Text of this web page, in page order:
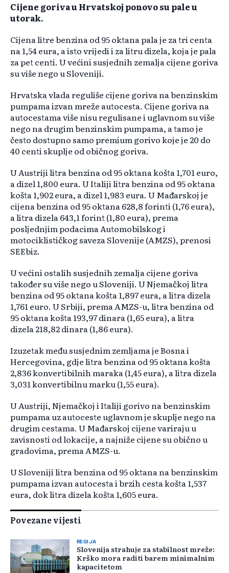
Cijene goriva u Hrvatskoj ponovo su pale u
utorak.
Cijena litre benzina od 95 oktana pala je za tri centa
na 1,54 eura, a isto vrijedi i za litru dizela, koja je pala
za pet centi. U većini susjednih zemalja cijene goriva
su više nego u Sloveniji.
Hrvatska vlada reguliše cijene goriva na benzinskim
pumpama izvan mreže autocesta. Cijene goriva na
autocestama više nisu regulisane i uglavnom su više
nego na drugim benzinskim pumpama, a tamo je
često dostupno samo premium gorivo koje je 20 do
40 centi skuplje od običnog goriva.
U Austriji litra benzina od 95 oktana košta 1,701 euro,
a dizel 1,800 eura. U Italiji litra benzina od 95 oktana
košta 1,902 eura, a dizel 1,983 eura. U Mađarskoj je
cijena benzina od 95 oktana 628,8 forinti (1,76 eura),
a litra dizela 643,1 forint (1,80 eura), prema
posljednjim podacima Automobilskog i
motociklističkog saveza Slovenije (AMZS), prenosi
SEEbiz.
U većini ostalih susjednih zemalja cijene goriva
također su više nego u Sloveniji. U Njemačkoj litra
benzina od 95 oktana košta 1,897 eura, a litra dizela
1,761 euro. U Srbiji, prema AMZS-u, litra benzina od
95 oktana košta 193,97 dinara (1,65 eura), a litra
dizela 218,82 dinara (1,86 eura).
Izuzetak među susjednim zemljama je Bosna i
Hercegovina, gdje litra benzina od 95 oktana košta
2,836 konvertibilnih maraka (1,45 eura), a litra dizela
3,031 konvertibilnu marku (1,55 eura).
U Austriji, Njemačkoj i Italiji gorivo na benzinskim
pumpama uz autoceste uglavnom je skuplje nego na
drugim cestama. U Mađarskoj cijene variraju u
zavisnosti od lokacije, a najniže cijene su obično u
gradovima, prema AMZS-u.
U Sloveniji litra benzina od 95 oktana na benzinskim
pumpama izvan autocesta i brzih cesta košta 1,537
eura, dok litra dizela košta 1,605 eura.
Povezane vijesti
REGIJA
Slovenija strahuje za stabilnost mreže:
Krško mora raditi barem minimalnim
kapacitetom